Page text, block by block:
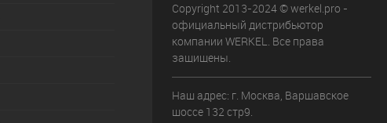
Copyright 2013-2024 © werkel.pro -
официальный дистрибьютор
компании WERKEL. Все права
защищены.
Наш адрес: г. Москва, Варшавское
шоссе 132 стр9.